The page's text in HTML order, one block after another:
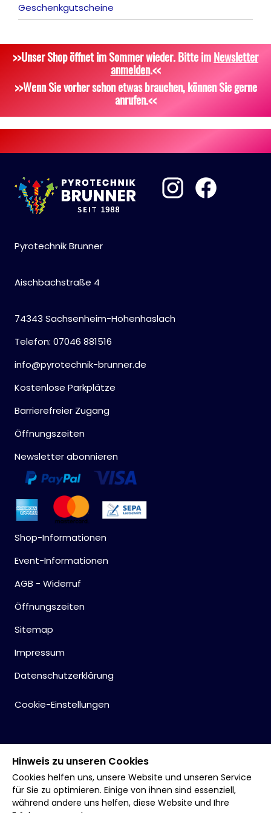
Geschenkgutscheine
>>Unser Shop öffnet im Sommer wieder. Bitte imNewsletter
anmelden.<<
>>Wenn Sie vorher schon etwas brauchen, können Sie gerne
anrufen.<<
Pyrotechnik Brunner
Aischbachstraße 4
74343 Sachsenheim-Hohenhaslach
Telefon: 07046 881516
info@pyrotechnik-brunner.de
Kostenlose Parkplätze
Barrierefreier Zugang
Öffnungszeiten
Newsletter abonnieren
Shop-Informationen
Event-Informationen
AGB - Widerruf
Öffnungszeiten
Sitemap
Impressum
Datenschutzerklärung
Cookie-Einstellungen
Hinweis zu unseren Cookies
Cookies helfen uns, unsere Website und unseren Service
für Sie zu optimieren. Einige von ihnen sind essenziell,
während andere uns helfen, diese Website und Ihre